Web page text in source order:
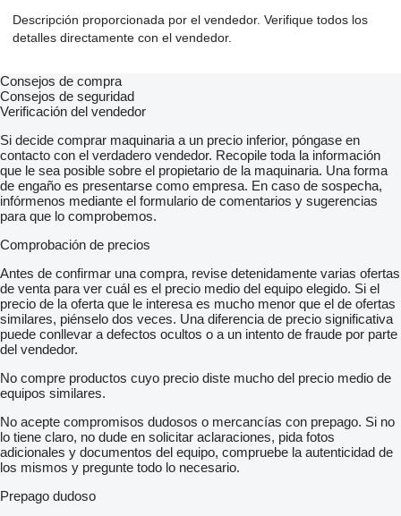
Descripción proporcionada por el vendedor. Verifique todos los
detalles directamente con el vendedor.
Consejos de compra
Consejos de seguridad
Verificación del vendedor
Si decide comprar maquinaria a un precio inferior, póngase en
contacto con el verdadero vendedor. Recopile toda la información
que le sea posible sobre el propietario de la maquinaria. Una forma
de engaño es presentarse como empresa. En caso de sospecha,
infórmenos mediante el formulario de comentarios y sugerencias
para que lo comprobemos.
Comprobación de precios
Antes de confirmar una compra, revise detenidamente varias ofertas
de venta para ver cuál es el precio medio del equipo elegido. Si el
precio de la oferta que le interesa es mucho menor que el de ofertas
similares, piénselo dos veces. Una diferencia de precio significativa
puede conllevar a defectos ocultos o a un intento de fraude por parte
del vendedor.
No compre productos cuyo precio diste mucho del precio medio de
equipos similares.
No acepte compromisos dudosos o mercancías con prepago. Si no
lo tiene claro, no dude en solicitar aclaraciones, pida fotos
adicionales y documentos del equipo, compruebe la autenticidad de
los mismos y pregunte todo lo necesario.
Prepago dudoso